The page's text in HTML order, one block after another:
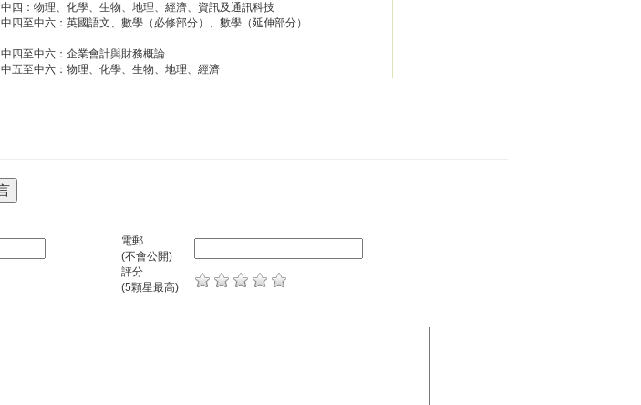
中四：物理、化學、生物、地理、經濟、資訊及通訊科技
中四至中六：英國語文、數學（必修部分）、數學（延伸部分）
中四至中六：企業會計與財務概論
中五至中六：物理、化學、生物、地理、經濟
電郵
(不會公開)
評分
(5顆星最高)